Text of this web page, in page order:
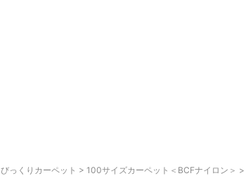
びっくりカーペット > 100サイズカーペット＜BCFナイロン＞ >